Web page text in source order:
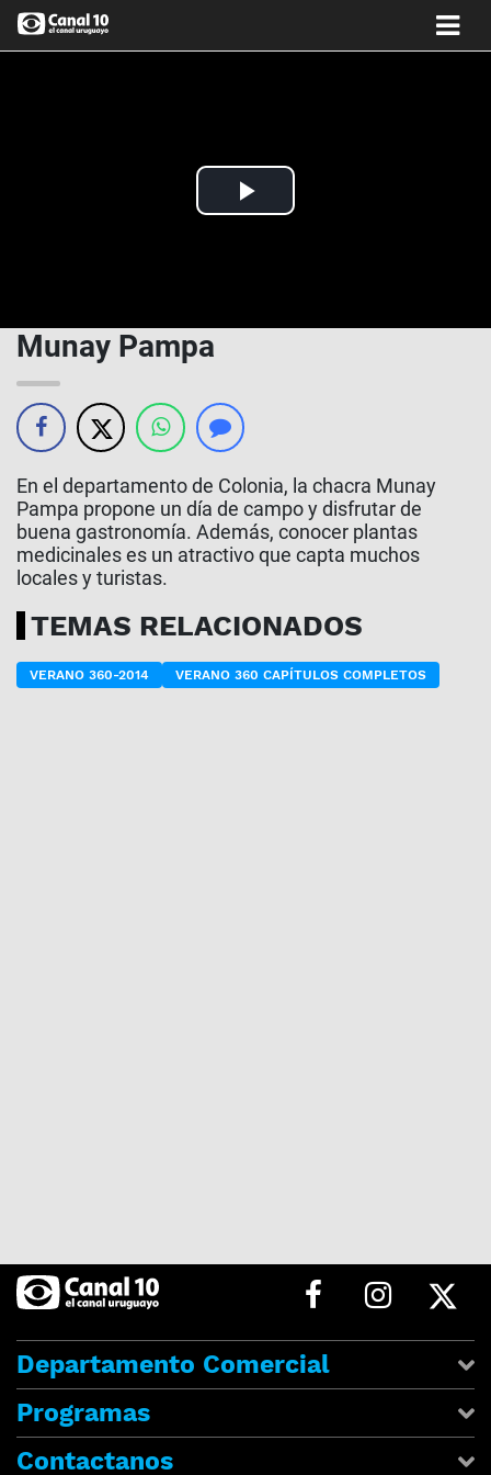
Play
Munay Pampa
En el departamento de Colonia, la chacra Munay
Pampa propone un día de campo y disfrutar de
buena gastronomía. Además, conocer plantas
medicinales es un atractivo que capta muchos
locales y turistas.
TEMAS RELACIONADOS
VERANO 360-2014 VERANO 360 CAPÍTULOS COMPLETOS
Departamento Comercial
Programas
Contactanos